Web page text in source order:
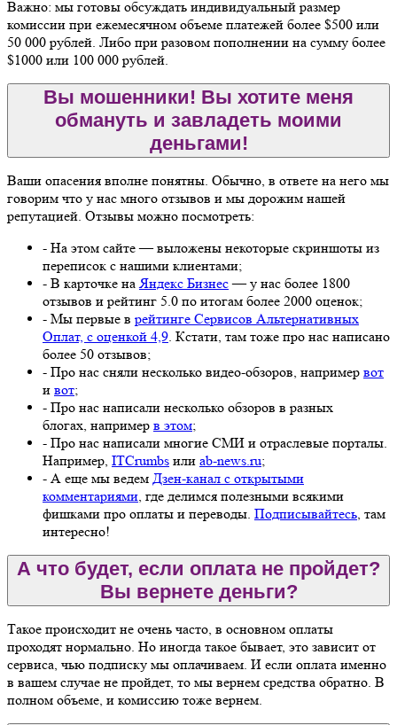
Важно: мы готовы обсуждать индивидуальный размер
комиссии при ежемесячном объеме платежей более $500 или
50 000 рублей. Либо при разовом пополнении на сумму более
$1000 или 100 000 рублей.
Вы мошенники! Вы хотите меня
обмануть и завладеть моими
деньгами!
Ваши опасения вполне понятны. Обычно, в ответе на него мы
говорим что у нас много отзывов и мы дорожим нашей
репутацией. Отзывы можно посмотреть:
- На этом сайте — выложены некоторые скриншоты из
переписок с нашими клиентами;
- В карточке наЯндекс Бизнес— у нас более 1800
отзывов и рейтинг 5.0 по итогам более 2000 оценок;
- Мы первые в рейтинге Сервисов Альтернативных
Оплат, с оценкой 4,9. Кстати, там тоже про нас написано
более 50 отзывов;
- Про нас сняли несколько видео-обзоров, например вот
и вот;
- Про нас написали несколько обзоров в разных
блогах, например в этом;
- Про нас написали многие СМИ и отраслевые порталы.
Например, ITCrumbs или ab-news.ru;
- А еще мы ведем Дзен-канал с открытыми
комментариями, где делимся полезными всякими
фишками про оплаты и переводы. Подписывайтесь, там
интересно!
А что будет, если оплата не пройдет?
Вы вернете деньги?
Такое происходит не очень часто, в основном оплаты
проходят нормально. Но иногда такое бывает, это зависит от
сервиса, чью подписку мы оплачиваем. И если оплата именно
в вашем случае не пройдет, то мы вернем средства обратно. В
полном объеме, и комиссию тоже вернем.